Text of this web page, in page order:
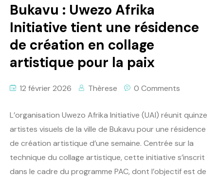
Bukavu : Uwezo Afrika
Initiative tient une résidence
de création en collage
artistique pour la paix
12 février 2026 Thèrese 0 Comments
L’organisation Uwezo Afrika Initiative (UAI) réunit quinze
artistes visuels de la ville de Bukavu pour une résidence
de création artistique d’une semaine. Centrée sur la
technique du collage artistique, cette initiative s’inscrit
dans le cadre du programme PAC, dont l’objectif est de